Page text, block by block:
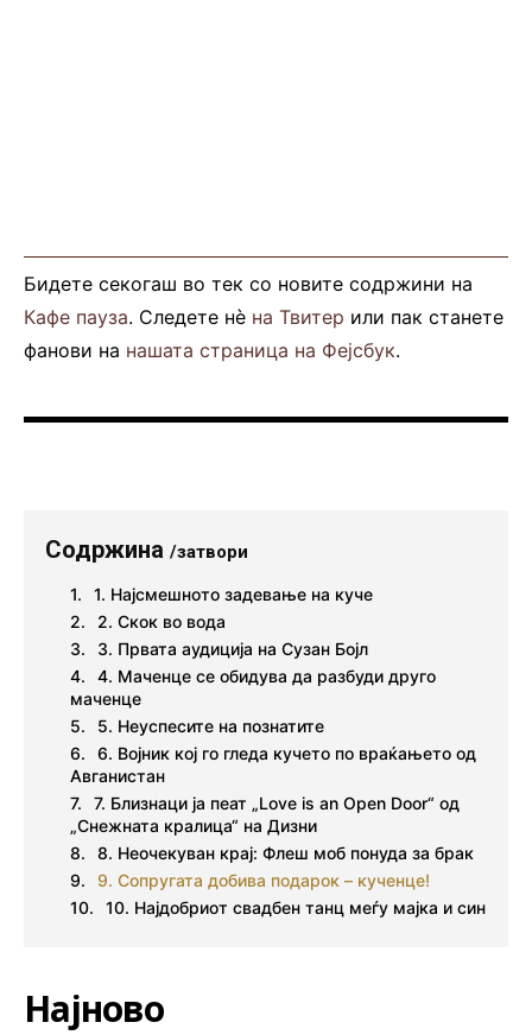
Бидете секогаш во тек со новите содржини на
Кафе пауза. Следете нè на Твитер или пак станете
фанови на нашата страница на Фејсбук.
Содржина /затвори
1. Најсмешното задевање на куче
2. Скок во вода
3. Првата аудиција на Сузан Бојл
4. Маченце се обидува да разбуди друго
маченце
5. Неуспесите на познатите
6. Војник кој го гледа кучето по враќањето од
Авганистан
7. Близнаци ја пеат „Love is an Open Door“ од
„Снежната кралица“ на Дизни
8. Неочекуван крај: Флеш моб понуда за брак
9. Сопругата добива подарок – кученце!
10. Најдобриот свадбен танц меѓу мајка и син
Најново